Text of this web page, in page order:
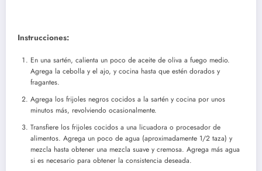
Instrucciones:
En una sartén, calienta un poco de aceite de oliva a fuego medio.
Agrega la cebolla y el ajo, y cocina hasta que estén dorados y
fragantes.
Agrega los frijoles negros cocidos a la sartén y cocina por unos
minutos más, revolviendo ocasionalmente.
Transfiere los frijoles cocidos a una licuadora o procesador de
alimentos. Agrega un poco de agua (aproximadamente 1/2 taza) y
mezcla hasta obtener una mezcla suave y cremosa. Agrega más agua
si es necesario para obtener la consistencia deseada.